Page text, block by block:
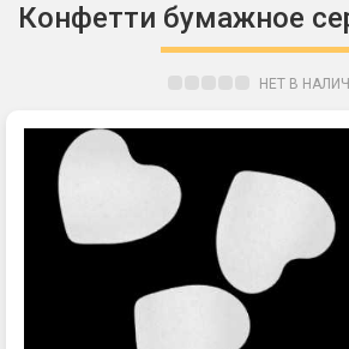
Конфетти бумажное
НЕТ В